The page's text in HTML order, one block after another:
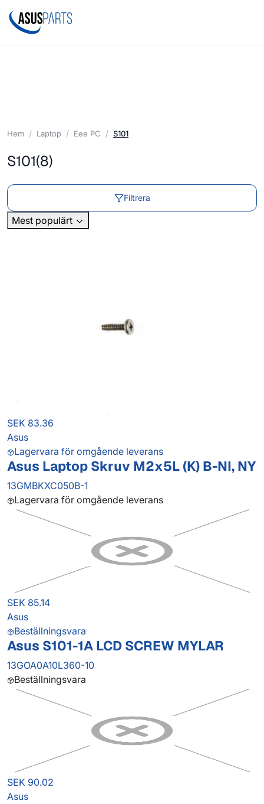
Hem Laptop Eee PC S101
S101(8)
Filtrera
Mest populärt
SEK 83.36
Asus
Lagervara för omgående leverans
Asus Laptop Skruv M2x5L (K) B-NI, NY
13GMBKXC050B-1
Lagervara för omgående leverans
SEK 85.14
Asus
Beställningsvara
Asus S101-1A LCD SCREW MYLAR
13GOA0A10L360-10
Beställningsvara
SEK 90.02
Asus